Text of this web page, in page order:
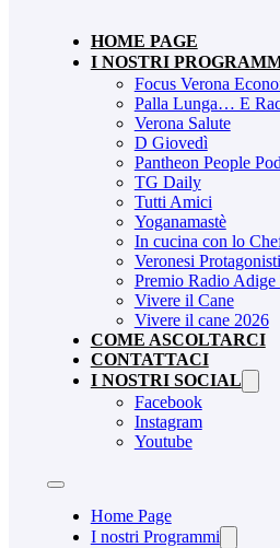
HOME PAGE
I NOSTRI
Focus Verona
Palla Lunga… E
Verona Salute
D Giovedì
Pantheon People
TG Daily
Tutti Amici
Yoganamastè
In cucina con lo
Veronesi
Premio Radio
Vivere il Cane
Vivere il cane 2026
COME ASCOLTARCI
CONTATTACI
I NOSTRI SOCIAL
Facebook
Instagram
Youtube
Home Page
I nostri Programmi